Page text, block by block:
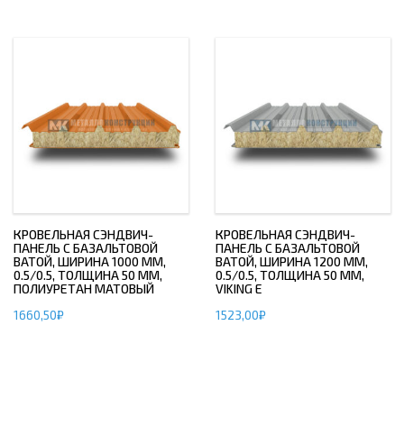
КРОВЕЛЬНАЯ СЭНДВИЧ-
ПАНЕЛЬ С БАЗАЛЬТОВОЙ
ВАТОЙ, ШИРИНА 1000 ММ,
0.5/0.5, ТОЛЩИНА 50 ММ,
ПОЛИУРЕТАН МАТОВЫЙ
1660,50₽
КРОВЕЛЬНАЯ СЭНДВИЧ-
ПАНЕЛЬ С БАЗАЛЬТОВОЙ
ВАТОЙ, ШИРИНА 1200 ММ,
0.5/0.5, ТОЛЩИНА 50 ММ,
VIKING E
1523,00₽